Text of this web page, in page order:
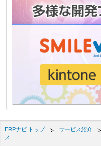
ERPナビ トップ サービス紹介
メ